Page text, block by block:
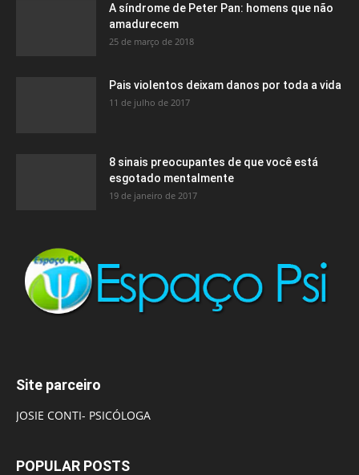
A síndrome de Peter Pan: homens que não
amadurecem
25 de março de 2018
Pais violentos deixam danos por toda a vida
11 de julho de 2017
8 sinais preocupantes de que você está
esgotado mentalmente
19 de janeiro de 2017
Site parceiro
JOSIE CONTI- PSICÓLOGA
POPULAR POSTS